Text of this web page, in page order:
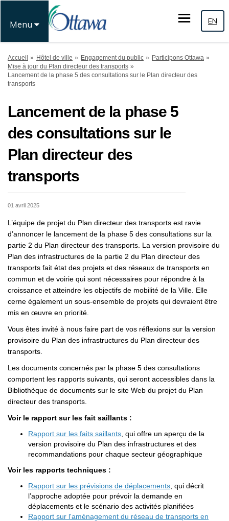
Menu EN
Vous êtes ici:
Accueil Hôtel de ville Engagement du public
Participons Ottawa
Mise à jour du Plan directeur des transports
Lancement de la phase 5 des consultations sur le Plan directeur des
transports
Lancement de la phase 5
des consultations sur le
Plan directeur des
transports
01 avril 2025
L’équipe de projet du Plan directeur des transports est ravie
d’annoncer le lancement de la phase 5 des consultations sur la
partie 2 du Plan directeur des transports. La version provisoire du
Plan des infrastructures de la partie 2 du Plan directeur des
transports fait état des projets et des réseaux de transports en
commun et de voirie qui sont nécessaires pour répondre à la
croissance et atteindre les objectifs de mobilité de la Ville. Elle
cerne également un sous-ensemble de projets qui devraient être
mis en œuvre en priorité.
Vous êtes invité à nous faire part de vos réflexions sur la version
provisoire du Plan des infrastructures du Plan directeur des
transports.
Les documents concernés par la phase 5 des consultations
comportent les rapports suivants, qui seront accessibles dans la
Bibliothèque de documents sur le site Web du projet du Plan
directeur des transports.
Voir le rapport sur les fait saillants :
Rapport sur les faits saillants , qui offre un aperçu de la
version provisoire du Plan des infrastructures et des
recommandations pour chaque secteur géographique
Voir les rapports techniques :
Rapport sur les prévisions de déplacements , qui décrit
l’approche adoptée pour prévoir la demande en
déplacements et le scénario des activités planifiées
Rapport sur l'aménagement du réseau de transports en